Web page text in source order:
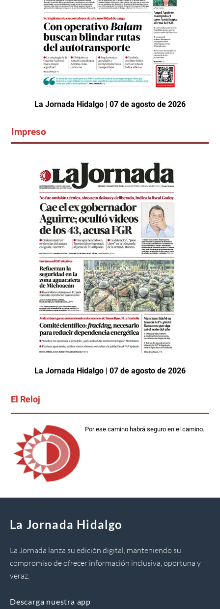
La Jornada Hidalgo | 07 de agosto de 2026
Impreso
La Jornada Hidalgo | 07 de agosto de 2026
El Reloj
Por ese camino habrá seguro en el camino.
La Jornada Hidalgo
La Jornada lanza su edición digital, manteniendo su
compromiso de ofrecer información inclusiva, oportuna y
veraz.
Descarga nuestra app